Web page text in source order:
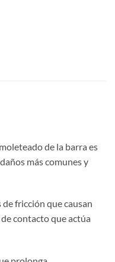
de la barra es
más comunes y
fricción que causan
de contacto que actúa